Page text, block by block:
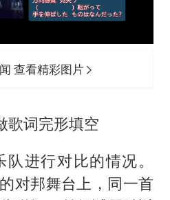
查看精彩图片
歌词完形填空
进行对比的情况。
对邦舞台上，同一首